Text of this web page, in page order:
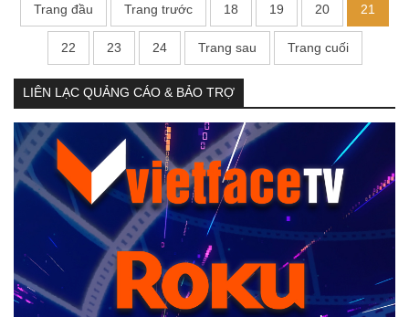
Trang đầu Trang trước 18 19 20 21
22 23 24 Trang sau Trang cuối
LIÊN LẠC QUẢNG CÁO & BẢO TRỢ